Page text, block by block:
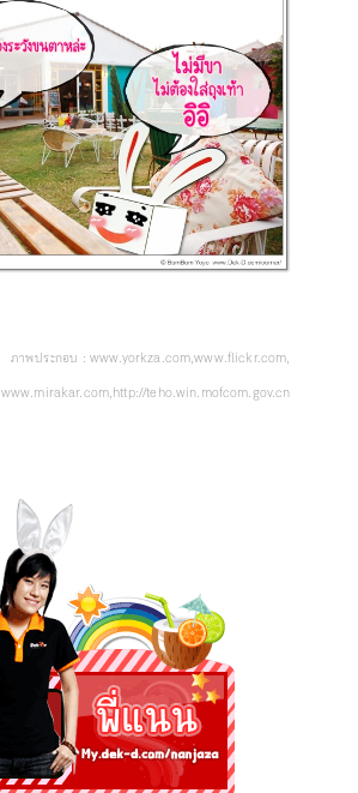
ภาพประกอบ : www.yorkza.com,www.flickr.com,
www.mirakar.com,http://teho.win.mofcom.gov.cn